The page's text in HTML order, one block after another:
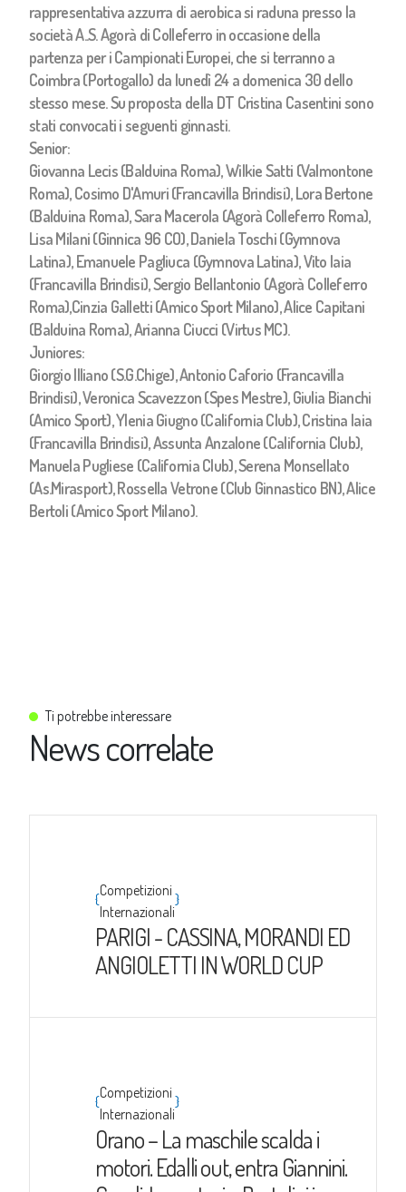
rappresentativa azzurra di aerobica si raduna presso la
società A..S. Agorà di Colleferro in occasione della
partenza per i Campionati Europei, che si terranno a
Coimbra (Portogallo) da lunedì 24 a domenica 30 dello
stesso mese. Su proposta della DT Cristina Casentini sono
stati convocati i seguenti ginnasti.
Senior:
Giovanna Lecis (Balduina Roma), Wilkie Satti (Valmontone
Roma), Cosimo D'Amuri (Francavilla Brindisi), Lora Bertone
(Balduina Roma), Sara Macerola (Agorà Colleferro Roma),
Lisa Milani (Ginnica 96 CO), Daniela Toschi (Gymnova
Latina), Emanuele Pagliuca (Gymnova Latina), Vito Iaia
(Francavilla Brindisi), Sergio Bellantonio (Agorà Colleferro
Roma),Cinzia Galletti (Amico Sport Milano), Alice Capitani
(Balduina Roma), Arianna Ciucci (Virtus MC).
Juniores:
Giorgio Illiano (S.G.Chige), Antonio Caforio (Francavilla
Brindisi), Veronica Scavezzon (Spes Mestre), Giulia Bianchi
(Amico Sport), Ylenia Giugno (California Club), Cristina Iaia
(Francavilla Brindisi), Assunta Anzalone (California Club),
Manuela Pugliese (California Club), Serena Monsellato
(As.Mirasport), Rossella Vetrone (Club Ginnastico BN), Alice
Bertoli (Amico Sport Milano).
Ti potrebbe interessare
News correlate
{
Competizioni
Internazionali
}
PARIGI - CASSINA, MORANDI ED
ANGIOLETTI IN WORLD CUP
{
Competizioni
Internazionali
}
Orano – La maschile scalda i
motori. Edalli out, entra Giannini.